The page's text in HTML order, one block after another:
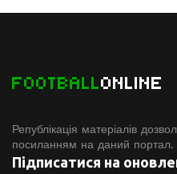
FOOTBALLONLINE
Републікація матеріалів
посиланням на даний портал.
Підписатися на